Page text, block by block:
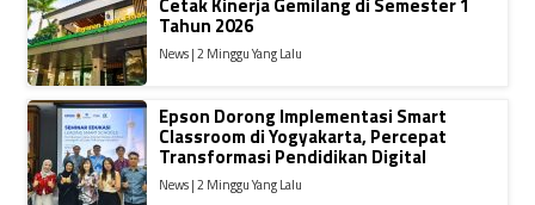
Tahun 2026
News | 2 Minggu Yang Lalu
Epson Dorong Implementasi Smart
Classroom di Yogyakarta, Percepat
Transformasi Pendidikan Digital
News | 2 Minggu Yang Lalu